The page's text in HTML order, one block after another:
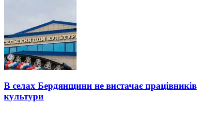
В селах Бердянщини не вистачає працівників
культури